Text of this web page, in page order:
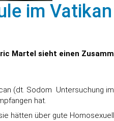
im
Martel sieht einen
(dt. Sodom  Untersuchung
hat.
hätten über gute